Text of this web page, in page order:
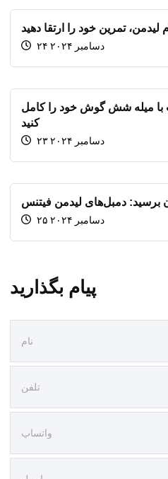
لیدمن، تمرین خود را ارتقا دهید
۲۴ دسامبر ۲۰۲۴
با میله شش گوش خود را کامل
کنید
۲۳ دسامبر ۲۰۲۴
برسید: دمبل‌های لیدمن فیتنس
۲۵ دسامبر ۲۰۲۴
پیام بگذارید